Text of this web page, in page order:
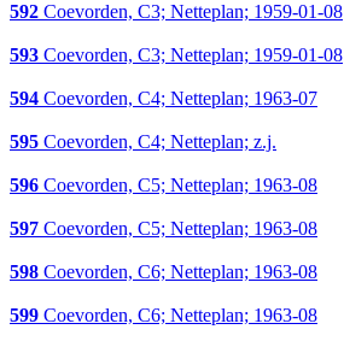
592 Coevorden, C3; Netteplan; 1959-01-08
593 Coevorden, C3; Netteplan; 1959-01-08
594 Coevorden, C4; Netteplan; 1963-07
595 Coevorden, C4; Netteplan; z.j.
596 Coevorden, C5; Netteplan; 1963-08
597 Coevorden, C5; Netteplan; 1963-08
598 Coevorden, C6; Netteplan; 1963-08
599 Coevorden, C6; Netteplan; 1963-08